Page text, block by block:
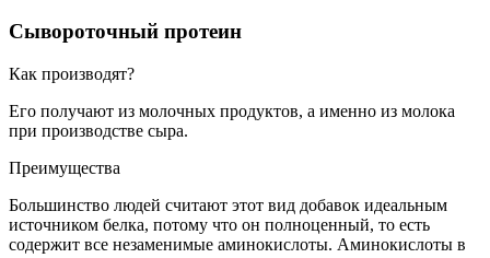
Сывороточный протеин
Как производят?
Его получают из молочных продуктов, а именно из молока
при производстве сыра.
Преимущества
Большинство людей считают этот вид добавок идеальным
источником белка, потому что он полноценный, то есть
содержит все незаменимые аминокислоты. Аминокислоты в